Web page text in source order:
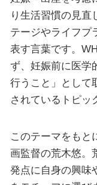
り生活習慣の見直
テージやライフプ
表す言葉です。
ず、妊娠前に医学
行うこと」として
されているトピッ
このテーマをもと
画監督の荒木悠。
発点に自身の興味